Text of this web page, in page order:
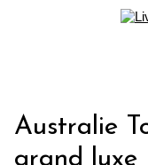
Australie
grand luxe